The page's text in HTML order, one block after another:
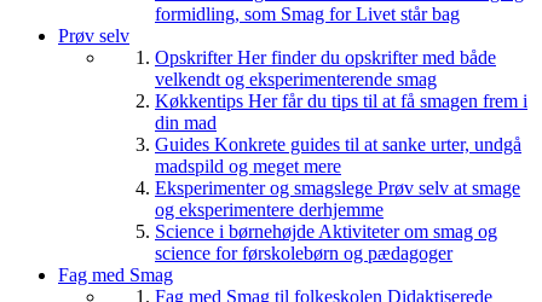
formidling, som Smag for Livet står bag
Prøv selv
OpskrifterHer finder du opskrifter med både
velkendt og eksperimenterende smag
Køkkentips Her får du tips til at få smagen frem i
din mad
Guides Konkrete guides til at sanke urter, undgå
madspild og meget mere
Eksperimenter og smagslege Prøv selv at smage
og eksperimentere derhjemme
Science i børnehøjde Aktiviteter om smag og
science for førskolebørn og pædagoger
Fag med Smag
Fag med Smag til folkeskolen Didaktiserede